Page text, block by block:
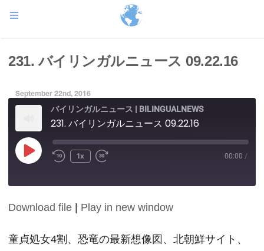
231. バイリンガルニュース 09.22.16
September 22nd, 2016
バイリンガルニュース | BILINGUALNEWS
231. バイリンガルニュース 09.22.16
Play
Episode
1x 00:00 /
SHARE
LINK
Download file Play in new window
童貞処女4割、恐竜の最新想像図、北朝鮮サイト、